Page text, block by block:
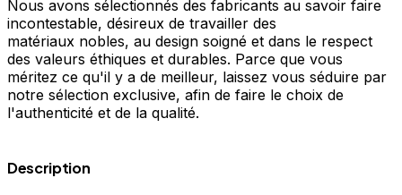
Nous avons sélectionnés des fabricants au savoir faire
incontestable, désireux de travailler des
matériaux nobles, au design soigné et dans le respect
des valeurs éthiques et durables. Parce que vous
méritez ce qu'il y a de meilleur, laissez vous séduire par
notre sélection exclusive, afin de faire le choix de
l'authenticité et de la qualité.
Description